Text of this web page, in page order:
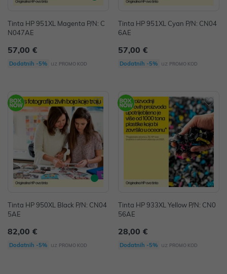
Tinta HP 951XL Magenta P/N: C
N047AE
57,00 €
Dodatnih -5% uz PROMO KOD
Tinta HP 951XL Cyan P/N: CN04
6AE
57,00 €
Dodatnih -5% uz PROMO KOD
Tinta HP 950XL Black P/N: CN04
5AE
82,00 €
Dodatnih -5% uz PROMO KOD
Tinta HP 933XL Yellow P/N: CN0
56AE
28,00 €
Dodatnih -5% uz PROMO KOD